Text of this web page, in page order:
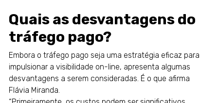
Quais as desvantagens do
tráfego pago?
Embora o tráfego pago seja uma estratégia eficaz para
impulsionar a visibilidade on-line, apresenta algumas
desvantagens a serem consideradas. É o que afirma
Flávia Miranda.